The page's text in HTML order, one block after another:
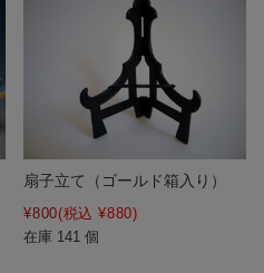
扇子立て（ゴールド箱入り）
¥800(税込 ¥880)
在庫 141 個